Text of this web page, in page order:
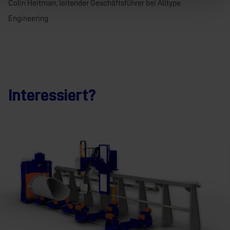
Colin Heitman, leitender Geschäftsführer bei Alltype
Engineering
Interessiert?